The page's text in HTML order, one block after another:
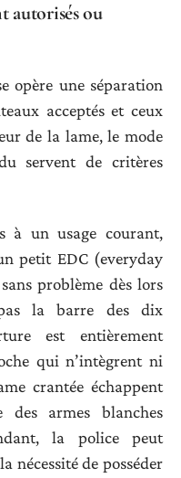
autorisés ou
opère une séparation
acceptés et ceux
de la lame, le mode
servent de critères
à un usage courant,
petit EDC (everyday
problème dès lors
la barre des dix
est entièrement
qui n’intègrent ni
crantée échappent
des armes blanches
la police peut
nécessité de posséder